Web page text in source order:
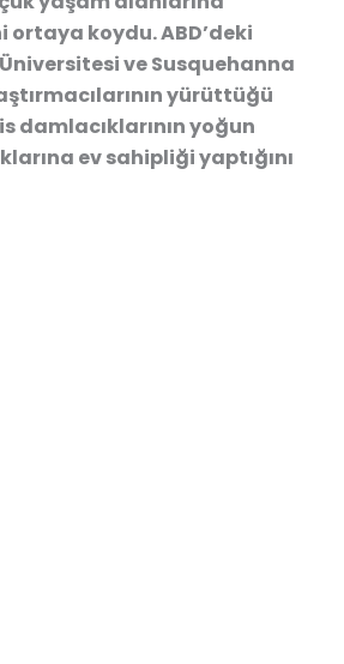
koydu. ABD’deki
ve Susquehanna
yürüttüğü
damlacıklarının yoğun
ev sahipliği yaptığını